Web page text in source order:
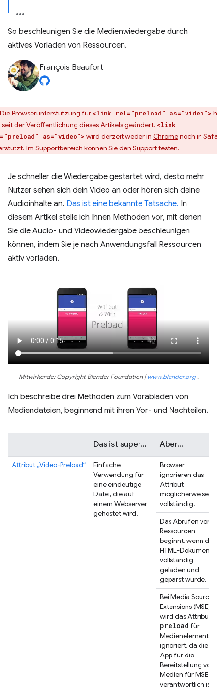
So beschleunigen Sie die Medienwiedergabe durch
aktives Vorladen von Ressourcen.
François Beaufort
Die Browserunterstützung für <link rel="preload" as="video">
seit der Veröffentlichung dieses Artikels geändert. <link
as="video"> wird derzeit weder in Chromenoch in
Im Supportbereich können Sie den Support testen.
Je schneller die Wiedergabe gestartet wird, desto mehr
Nutzer sehen sich dein Video an oder hören sich deine
Audioinhalte an. Das ist eine bekannte Tatsache. In
diesem Artikel stelle ich Ihnen Methoden vor, mit denen
Sie die Audio- und Videowiedergabe beschleunigen
können, indem Sie je nach Anwendungsfall Ressourcen
aktiv vorladen.
Mitwirkende: Copyright Blender Foundation |www.blender.org.
Ich beschreibe drei Methoden zum Vorabladen von
Mediendateien, beginnend mit ihren Vor- und Nachteilen.
Das ist super… Aber...
Attribut „Video-Preload“
Einfache
Verwendung für
eine eindeutige
Datei, die auf
einem Webserver
gehostet wird.
Browser
ignorieren das
Attribut
möglicherweise
vollständig.
Das Abrufen von
Ressourcen
beginnt, wenn das
HTML-Dokument
vollständig
geladen und
geparst wurde.
Bei Media Source
Extensions (MSE)
wird das Attribut
preload für
Medienelemente
ignoriert, da die
App für die
Bereitstellung von
Medien für MSE
verantwortlich ist.